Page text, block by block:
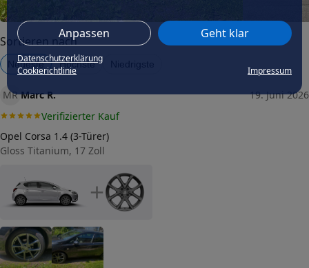
Anpassen Geht klar
Datenschutzerklärung
Cookierichtlinie
Impressum
Lochkreis-Durchmesser (in mm)
112
Mittenloch-Durchmesser (in
mm)
Traglast (in kg)
715
Allgemeine Produktsicherheit
Herstellerkontakt
Sortieren nach
Neueste Höchste
MR Marc R.
19. Juni 2026
Verifizierter Kauf
Opel Corsa 1.4 (3-Türer)
Gloss Titanium, 17 Zoll
+